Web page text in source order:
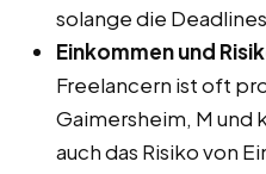
solange die
Einkommen und
Freelancern ist oft
Gaimersheim, M und
auch das Risiko von